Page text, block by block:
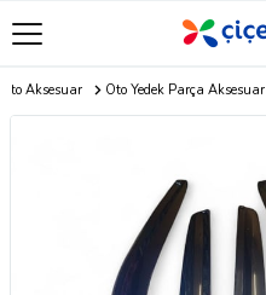
Oto Aksesuar Oto Yedek Parça Aksesuar